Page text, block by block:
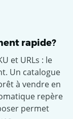
rapide?
et URLs : le
Un catalogue
à vendre en
repère
permet